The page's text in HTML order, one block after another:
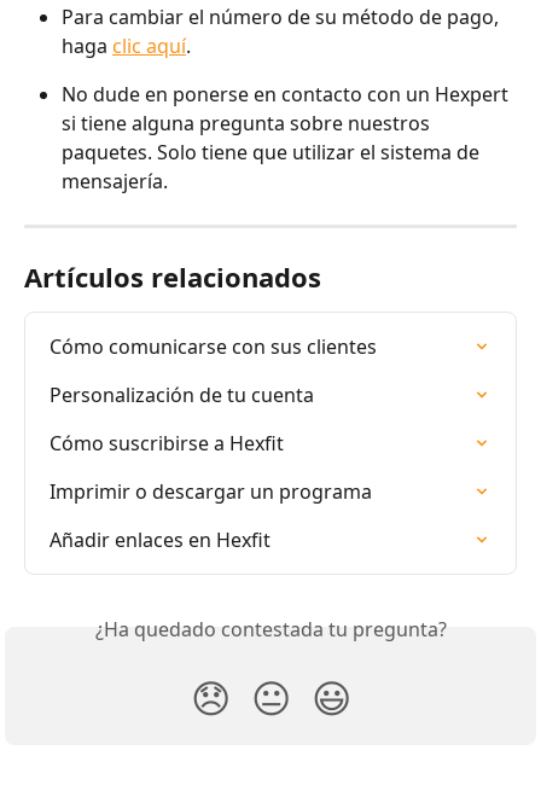
Para cambiar el número de su método de pago,
haga clic aquí.
No dude en ponerse en contacto con un Hexpert
si tiene alguna pregunta sobre nuestros
paquetes. Solo tiene que utilizar el sistema de
mensajería.
Artículos relacionados
Cómo comunicarse con sus clientes
Personalización de tu cuenta
Cómo suscribirse a Hexfit
Imprimir o descargar un programa
Añadir enlaces en Hexfit
¿Ha quedado contestada tu pregunta?
😞 😐 😃